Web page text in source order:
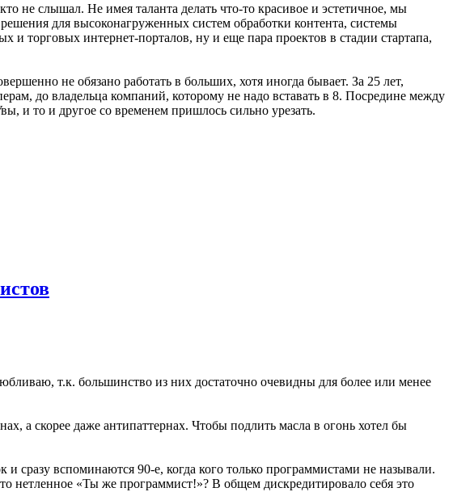
не слышал. Не имея таланта делать что-то красивое и эстетичное, мы
для высоконагруженных систем обработки контента, системы
и торговых интернет-порталов, ну и еще пара проектов в стадии стартапа,
не обязано работать в больших, хотя иногда бывает. За 25 лет,
до владельца компаний, которому не надо вставать в 8. Посредине между
и то и другое со временем пришлось сильно урезать.
т.к. большинство из них достаточно очевидны для более или менее
а скорее даже антипаттернах. Чтобы подлить масла в огонь хотел бы
сразу вспоминаются 90-е, когда кого только программистами не называли.
нетленное «Ты же программист!»? В общем дискредитировало себя это